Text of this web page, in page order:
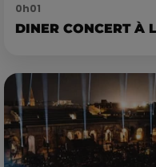
0h01
DINER CONCERT À